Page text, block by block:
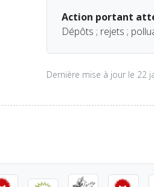
Action portant
Dépôts ; rejets ;
Dernière mise à jour le 22